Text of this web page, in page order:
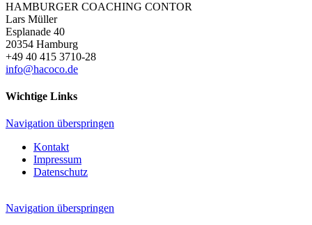
HAMBURGER COACHING CONTOR
Lars Müller
Esplanade 40
20354 Hamburg
+49 40 415 3710-28
info@hacoco.de
Wichtige Links
Navigation überspringen
Kontakt
Impressum
Datenschutz
Navigation überspringen